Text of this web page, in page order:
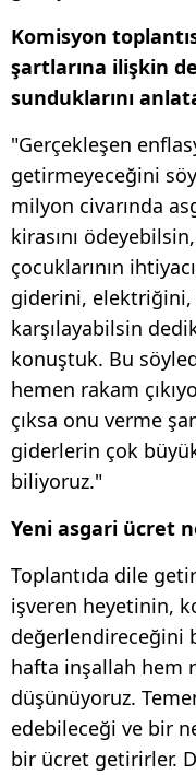
Komisyon
şartlarına ilişkin
sunduklarını
"Gerçekleşen
getirmeyeceğini
milyon civarında
kirasını
çocuklarının
giderini, elektriğini,
karşılayabilsin
konuştuk. Bu
hemen rakam
çıksa onu verme
giderlerin çok
biliyoruz."
Yeni asgari ücret
Toplantıda dile
işveren heyetinin,
değerlendireceğini
hafta inşallah hem
düşünüyoruz.
edebileceği ve bir
bir ücret getirirler.